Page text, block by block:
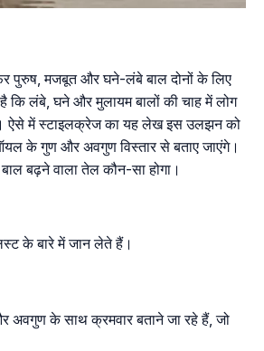
पुरुष, मजबूत और घने-लंबे बाल दोनों के लिए
कि लंबे, घने और मुलायम बालों की चाह में लोग
ऐसे में स्टाइलक्रेज का यह लेख इस उलझन को
के गुण और अवगुण विस्तार से बताए जाएंगे।
बढ़ने वाला तेल कौन-सा होगा।
के बारे में जान लेते हैं।
अवगुण के साथ क्रमवार बताने जा रहे हैं, जो